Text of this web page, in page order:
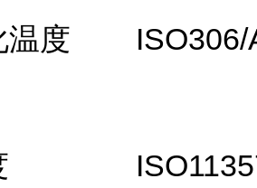
温度 ISO306/